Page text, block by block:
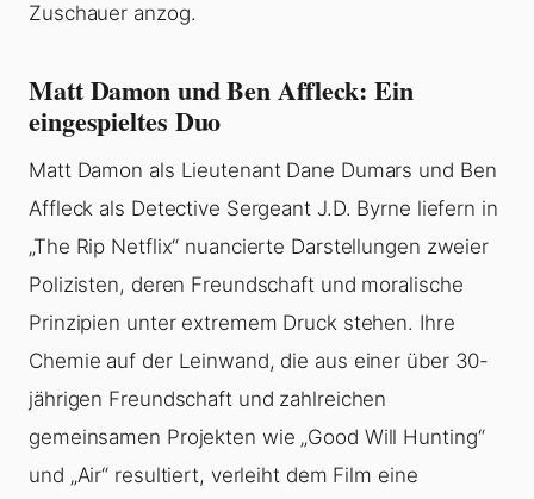
Zuschauer anzog.
Matt Damon und Ben Affleck: Ein
eingespieltes Duo
Matt Damon als Lieutenant Dane Dumars und Ben
Affleck als Detective Sergeant J.D. Byrne liefern in
„The Rip Netflix“ nuancierte Darstellungen zweier
Polizisten, deren Freundschaft und moralische
Prinzipien unter extremem Druck stehen. Ihre
Chemie auf der Leinwand, die aus einer über 30-
jährigen Freundschaft und zahlreichen
gemeinsamen Projekten wie „Good Will Hunting“
und „Air“ resultiert, verleiht dem Film eine